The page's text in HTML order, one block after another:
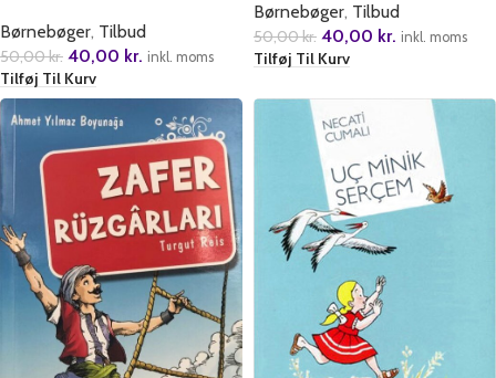
Børnebøger, Tilbud
50,00kr. 40,00 kr. inkl. moms
Tilføj Til Kurv
Børnebøger, Tilbud
50,00kr. 40,00 kr. inkl. moms
Tilføj Til Kurv